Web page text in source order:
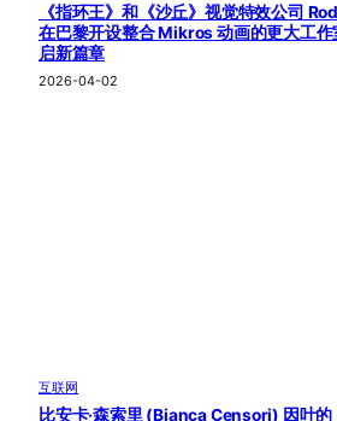
《指环王》和《沙丘》视觉特效公司
在巴黎开设整合 Mikros 动画的更大工作
启新篇章
2026-04-02
互联网
比安卡·森索里 (Bianca Censori) 因叶的